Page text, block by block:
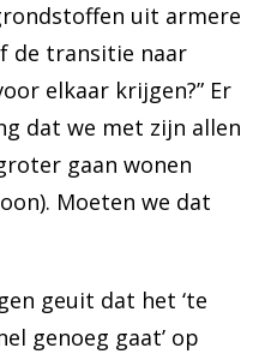
uit armere
de transitie naar
elkaar krijgen?” Er
dat we met zijn allen
gaan wonen
Moeten we dat
geuit dat het ‘te
genoeg gaat’ op